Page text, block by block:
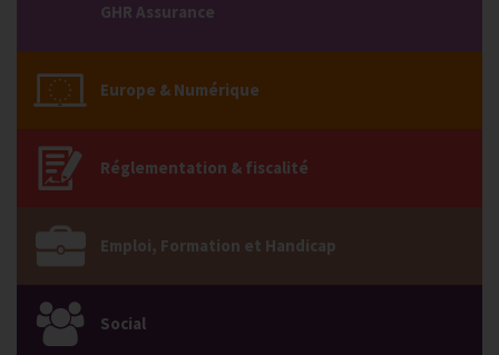
GHR Assurance
Europe & Numérique
Réglementation & fiscalité
Emploi, Formation et Handicap
Social